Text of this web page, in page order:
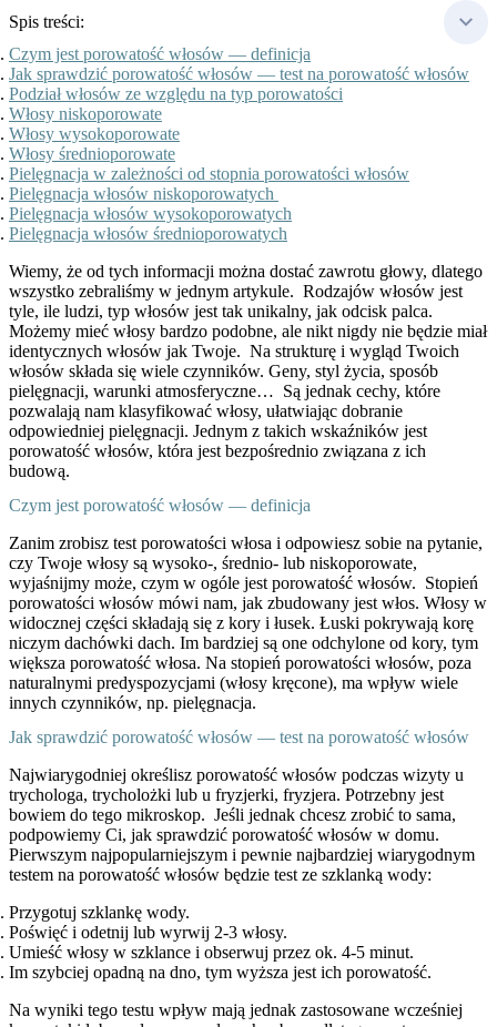
Spis treści:
Czym jest porowatość włosów — definicja
Jak sprawdzić porowatość włosów — test na porowatość włosów
Podział włosów ze względu na typ porowatości
Włosy niskoporowate
Włosy wysokoporowate
Włosy średnioporowate
Pielęgnacja w zależności od stopnia porowatości włosów
Pielęgnacja włosów niskoporowatych
Pielęgnacja włosów wysokoporowatych
Pielęgnacja włosów średnioporowatych
Wiemy, że od tych informacji można dostać zawrotu głowy, dlatego
wszystko zebraliśmy w jednym artykule. Rodzajów włosów jest
tyle, ile ludzi, typ włosów jest tak unikalny, jak odcisk palca.
Możemy mieć włosy bardzo podobne, ale nikt nigdy nie będzie miał
identycznych włosów jak Twoje. Na strukturę i wygląd Twoich
włosów składa się wiele czynników. Geny, styl życia, sposób
pielęgnacji, warunki atmosferyczne… Są jednak cechy, które
pozwalają nam klasyfikować włosy, ułatwiając dobranie
odpowiedniej pielęgnacji. Jednym z takich wskaźników jest
porowatość włosów, która jest bezpośrednio związana z ich
budową.
Czym jest porowatość włosów — definicja
Zanim zrobisz test porowatości włosa i odpowiesz sobie na pytanie,
czy Twoje włosy są wysoko-, średnio- lub niskoporowate,
wyjaśnijmy może, czym w ogóle jest porowatość włosów. Stopień
porowatości włosów mówi nam, jak zbudowany jest włos. Włosy w
widocznej części składają się z kory i łusek. Łuski pokrywają korę
niczym dachówki dach. Im bardziej są one odchylone od kory, tym
większa porowatość włosa. Na stopień porowatości włosów, poza
naturalnymi predyspozycjami (włosy kręcone), ma wpływ wiele
innych czynników, np. pielęgnacja.
Jak sprawdzić porowatość włosów — test na porowatość włosów
Najwiarygodniej określisz porowatość włosów podczas wizyty u
trychologa, trycholożki lub u fryzjerki, fryzjera. Potrzebny jest
bowiem do tego mikroskop. Jeśli jednak chcesz zrobić to sama,
podpowiemy Ci, jak sprawdzić porowatość włosów w domu.
Pierwszym najpopularniejszym i pewnie najbardziej wiarygodnym
testem na porowatość włosów będzie test ze szklanką wody:
Przygotuj szklankę wody.
Poświęć i odetnij lub wyrwij 2-3 włosy.
Umieść włosy w szklance i obserwuj przez ok. 4-5 minut.
Im szybciej opadną na dno, tym wyższa jest ich porowatość.
Na wyniki tego testu wpływ mają jednak zastosowane wcześniej